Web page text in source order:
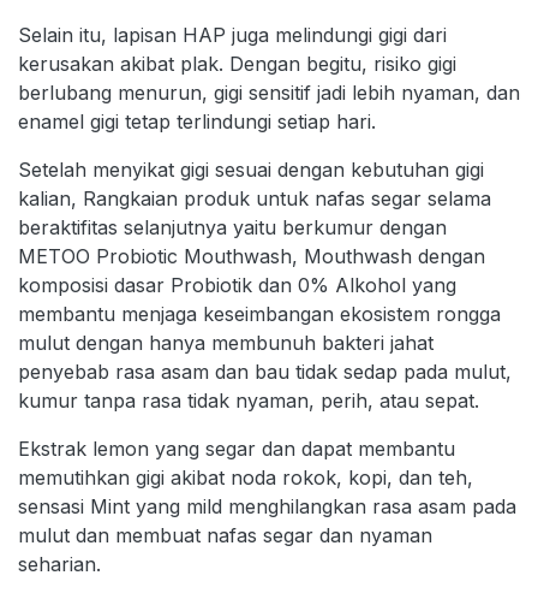
Selain itu, lapisan HAP juga melindungi gigi dari
kerusakan akibat plak. Dengan begitu, risiko gigi
berlubang menurun, gigi sensitif jadi lebih nyaman, dan
enamel gigi tetap terlindungi setiap hari.
Setelah menyikat gigi sesuai dengan kebutuhan gigi
kalian, Rangkaian produk untuk nafas segar selama
beraktifitas selanjutnya yaitu berkumur dengan
METOO Probiotic Mouthwash, Mouthwash dengan
komposisi dasar Probiotik dan 0% Alkohol yang
membantu menjaga keseimbangan ekosistem rongga
mulut dengan hanya membunuh bakteri jahat
penyebab rasa asam dan bau tidak sedap pada mulut,
kumur tanpa rasa tidak nyaman, perih, atau sepat.
Ekstrak lemon yang segar dan dapat membantu
memutihkan gigi akibat noda rokok, kopi, dan teh,
sensasi Mint yang mild menghilangkan rasa asam pada
mulut dan membuat nafas segar dan nyaman
seharian.